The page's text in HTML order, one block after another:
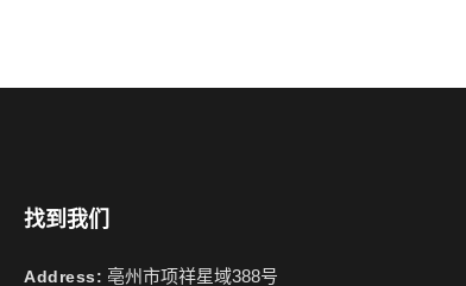
找到我们
Address: 亳州市项祥星域388号